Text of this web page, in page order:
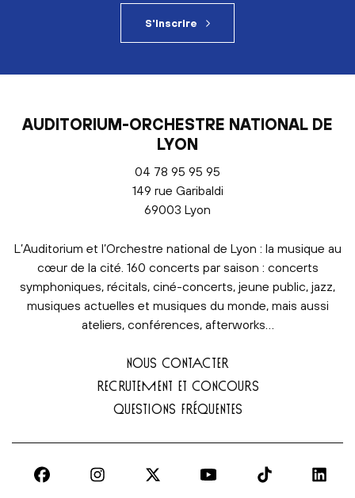
S'inscrire
AUDITORIUM-ORCHESTRE NATIONAL DE
LYON
04 78 95 95 95
149 rue Garibaldi
69003 Lyon
L’Auditorium et l’Orchestre national de Lyon : la musique au
cœur de la cité. 160 concerts par saison : concerts
symphoniques, récitals, ciné-concerts, jeune public, jazz,
musiques actuelles et musiques du monde, mais aussi
ateliers, conférences, afterworks…
NOUS CONTACTER
RECRUTEMENT ET CONCOURS
QUESTIONS FRÉQUENTES